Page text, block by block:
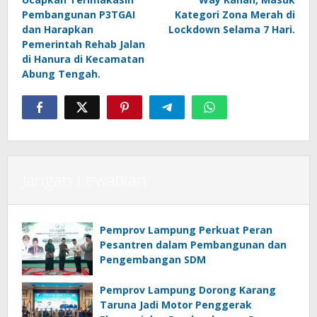
Pembangunan P3TGAI
dan Harapkan
Pemerintah Rehab Jalan
di Hanura di Kecamatan
Abung Tengah.
Kategori Zona Merah di
Lockdown Selama 7 Hari.
Pemprov Lampung Perkuat Peran
Pesantren dalam Pembangunan dan
Pengembangan SDM
Pemprov Lampung Dorong Karang
Taruna Jadi Motor Penggerak